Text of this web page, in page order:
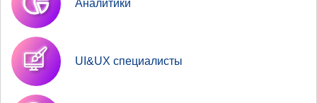
Аналитики
UI&UX специалисты